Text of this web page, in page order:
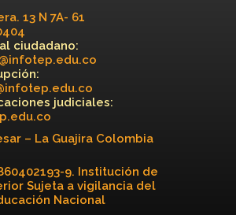
13 N 7A- 61
ciudadano:
judiciales:
– La Guajira Colombia
860402193-9. Institución de
Sujeta a vigilancia del
Nacional